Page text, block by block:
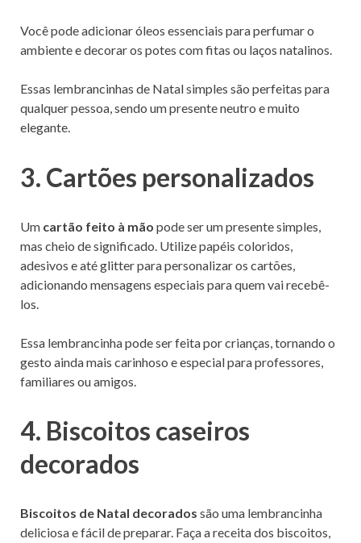
Você pode adicionar óleos essenciais para perfumar o
ambiente e decorar os potes com fitas ou laços natalinos.
Essas lembrancinhas de Natal simples são perfeitas para
qualquer pessoa, sendo um presente neutro e muito
elegante.
3. Cartões personalizados
Um cartão feito à mão pode ser um presente simples,
mas cheio de significado. Utilize papéis coloridos,
adesivos e até glitter para personalizar os cartões,
adicionando mensagens especiais para quem vai recebê-
los.
Essa lembrancinha pode ser feita por crianças, tornando o
gesto ainda mais carinhoso e especial para professores,
familiares ou amigos.
4. Biscoitos caseiros
decorados
Biscoitos de Natal decorados são uma lembrancinha
deliciosa e fácil de preparar. Faça a receita dos biscoitos,